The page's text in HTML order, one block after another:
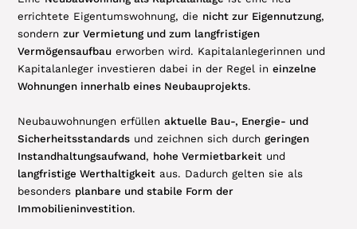
‍Deutschland.Immobilien hat sich sehr rasch
gemeldet. Vor Ort war der Herr auch sehr nett
und professionell. Ich wurde zudem auch gut
beraten zum Immobilienverkauf. Das Angebot
Erfahrung.
Anett W.
errichtete Eigentumswohnung, die nicht zur Eigennutzung,
sondernzur Vermietung und zum langfristigen
Vermögensaufbau erworben wird. Kapitalanlegerinnen und
Kapitalanleger investieren dabei in der Regel ineinzelne
Wohnungen innerhalb eines Neubauprojekts.
Neubauwohnungen erfüllenaktuelle Bau-, Energie- und
Sicherheitsstandards und zeichnen sich durchgeringen
Instandhaltungsaufwand, hohe Vermietbarkeit und
langfristige Werthaltigkeit aus. Dadurch gelten sie als
besonders planbare und stabile Form der
Immobilieninvestition.